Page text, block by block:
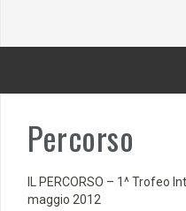
Percorso
IL PERCORSO – 1^ Trofeo
maggio 2012